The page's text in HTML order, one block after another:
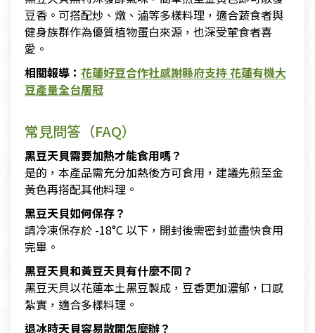
豆香。可搭配炒、燉、滷等多樣料理，適合蔬食者與
健身族群作為優質植物蛋白來源，也深受葷食者喜
愛。
相關報導： 花蓮好豆合作社感謝縣府支持 花蓮有機大
豆產量全台居冠
常見問答（FAQ）
黑豆天貝需要加熱才能食用嗎？
是的，本產品需充分加熱後方可食用，建議先煎至金
黃色再搭配其他料理。
黑豆天貝如何保存？
請冷凍保存於 -18°C 以下，開封後需密封並盡快食用
完畢。
黑豆天貝和黃豆天貝有什麼不同？
黑豆天貝以花蓮本土黑豆製成，豆香更加濃郁，口感
紮實，適合多樣料理。
退冰時天貝容易散開怎麼辦？